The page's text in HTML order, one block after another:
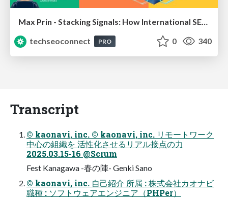
techseoconnect
PRO 0 340
Transcript
© kaonavi, inc. © kaonavi, inc. リモートワーク
中心の組織を 活性化させるリアル接点の力
2025.03.15-16 @Scrum
Fest Kanagawa -春の陣- Genki Sano
© kaonavi, inc. 自己紹介 所属 : 株式会社カオナビ
職種 : ソフトウェアエンジニア（PHPer）